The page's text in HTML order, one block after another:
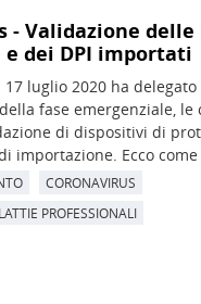
- Validazione
dei DPI importati
17 luglio 2020 ha
fase emergenziale, le
di dispositivi di
importazione. Ecco
CORONAVIRUS
PROFESSIONALI